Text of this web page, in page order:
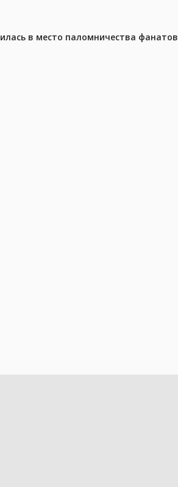
в место паломничества фанатов